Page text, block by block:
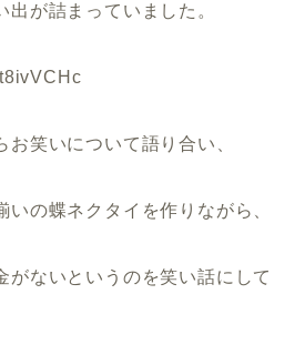
が詰まっていました。
お笑いについて語り合い、
いの蝶ネクタイを作りながら、
がないというのを笑い話にして